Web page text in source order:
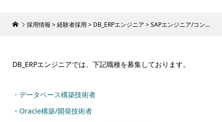
採用情報 >経験者採用 > DB_ERPエンジニア >SAPエンジニア/コンサルタント
DB_ERPエンジニアでは、下記職種を募集しております。
・データベース構築技術者
・Oracle構築/開発技術者